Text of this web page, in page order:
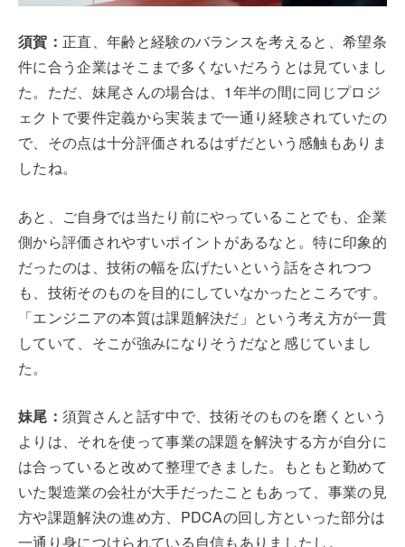
須賀： 正直、年齢と経験のバランスを考えると、希望条
件に合う企業はそこまで多くないだろうとは見ていまし
た。ただ、妹尾さんの場合は、1年半の間に同じプロジ
ェクトで要件定義から実装まで一通り経験されていたの
で、その点は十分評価されるはずだという感触もありま
したね。
あと、ご自身では当たり前にやっていることでも、企業
側から評価されやすいポイントがあるなと。特に印象的
だったのは、技術の幅を広げたいという話をされつつ
も、技術そのものを目的にしていなかったところです。
「エンジニアの本質は課題解決だ」という考え方が一貫
していて、そこが強みになりそうだなと感じていまし
た。
妹尾： 須賀さんと話す中で、技術そのものを磨くという
よりは、それを使って事業の課題を解決する方が自分に
は合っていると改めて整理できました。もともと勤めて
いた製造業の会社が大手だったこともあって、事業の見
方や課題解決の進め方、PDCAの回し方といった部分は
一通り身につけられている自信もありましたし。